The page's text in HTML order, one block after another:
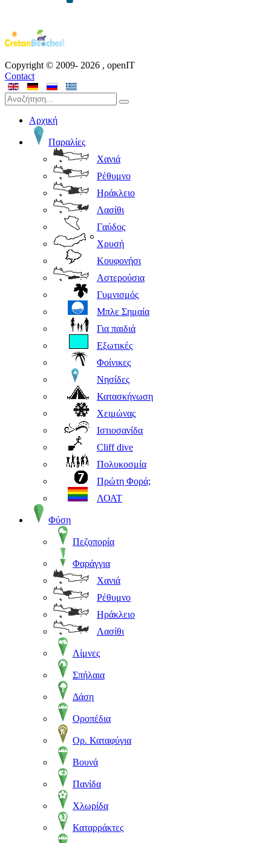
Copyright © 2009- 2026 , openIT
Contact
Αρχική
Παραλίες
Χανιά
Ρέθυμνο
Ηράκλειο
Λασίθι
Γαύδος
Χρυσή
Κουφονήσι
Αστερούσια
Γυμνισμός
Μπλε Σημαία
Για παιδιά
Εξωτικές
Φοίνικες
Νησίδες
Κατασκήνωση
Χειμώνας
Ιστιοσανίδα
Cliff dive
Πολυκοσμία
Πρώτη Φορά;
ΛΟΑΤ
Φύση
Πεζοπορία
Φαράγγια
Χανιά
Ρέθυμνο
Ηράκλειο
Λασίθι
Λίμνες
Σπήλαια
Δάση
Οροπέδια
Ορ. Καταφύγια
Βουνά
Πανίδα
Χλωρίδα
Καταρράκτες